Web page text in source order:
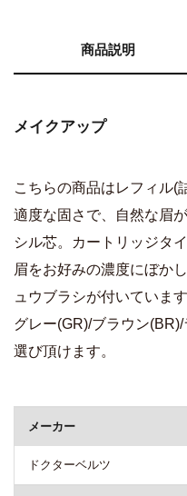
商品説明
メイクアップ
こちらの商品はレフィル(
適度な固さで、自然な眉
シル芯。カートリッジタ
眉をお好みの濃度にぼか
ュウブラシが付いています
グレー(GR)/ブラウン
選び頂けます。
メーカー
ドクターベルツ